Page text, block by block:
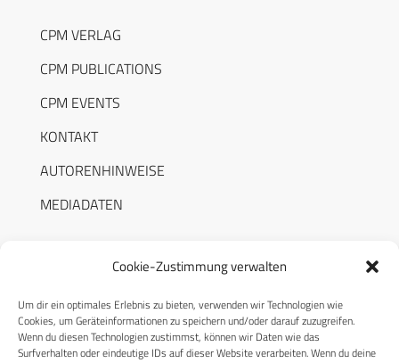
Cookie-Zustimmung verwalten
Um dir ein optimales Erlebnis zu bieten, verwenden wir Technologien wie
Cookies, um Geräteinformationen zu speichern und/oder darauf zuzugreifen.
Wenn du diesen Technologien zustimmst, können wir Daten wie das
Surfverhalten oder eindeutige IDs auf dieser Website verarbeiten. Wenn du deine
CPM VERLAG
CPM PUBLICATIONS
CPM EVENTS
KONTAKT
AUTORENHINWEISE
MEDIADATEN
RECHTLICHES